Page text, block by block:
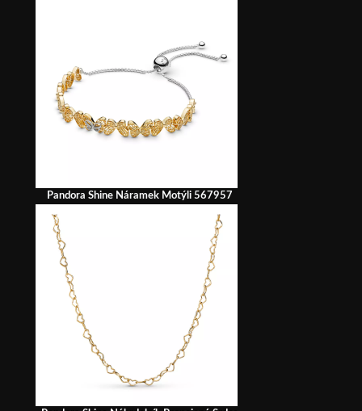
Pandora Shine Náramek Motýli 567957